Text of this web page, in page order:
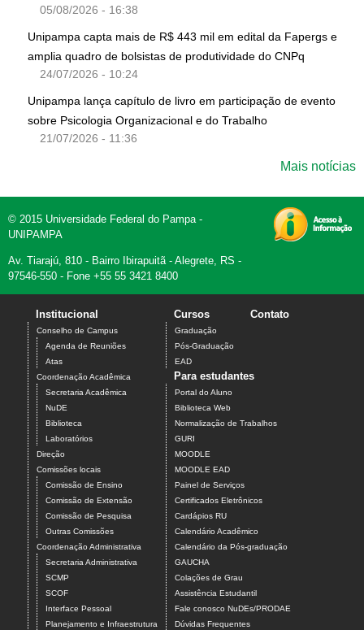
05/08/2026 - 16:38
Unipampa capta mais de R$ 443 mil em edital da Fapergs e
amplia quadro de bolsistas de produtividade do CNPq
24/07/2026 - 10:24
Unipampa lança capítulo de livro em participação de evento
sobre Psicologia Organizacional e do Trabalho
21/07/2026 - 11:36
Mais notícias
© 2015 Universidade Federal do Pampa -
UNIPAMPA
Av. Tiarajú, 810 - Bairro Ibirapuitã - Alegrete, RS -
97546-550 - Fone +55 55 3421 8400
Institucional
Conselho de Campus
Agenda de Reuniões
Atas
Coordenação Acadêmica
Secretaria Acadêmica
NuDE
Biblioteca
Laboratórios
Direção
Comissões locais
Comissão de Ensino
Comissão de Extensão
Comissão de Pesquisa
Outras Comissões
Coordenação Administrativa
Secretaria Administrativa
SCMP
SCOF
Interface Pessoal
Planejamento e Infraestrutura
Cursos
Graduação
Pós-Graduação
EAD
Contato
Para estudantes
Portal do Aluno
Biblioteca Web
Normalização de Trabalhos
GURI
MOODLE
MOODLE EAD
Painel de Serviços
Certificados Eletrônicos
Cardápios RU
Calendário Acadêmico
Calendário da Pós-graduação
GAUCHA
Colações de Grau
Assistência Estudantil
Fale conosco NuDEs/PRODAE
Dúvidas Frequentes